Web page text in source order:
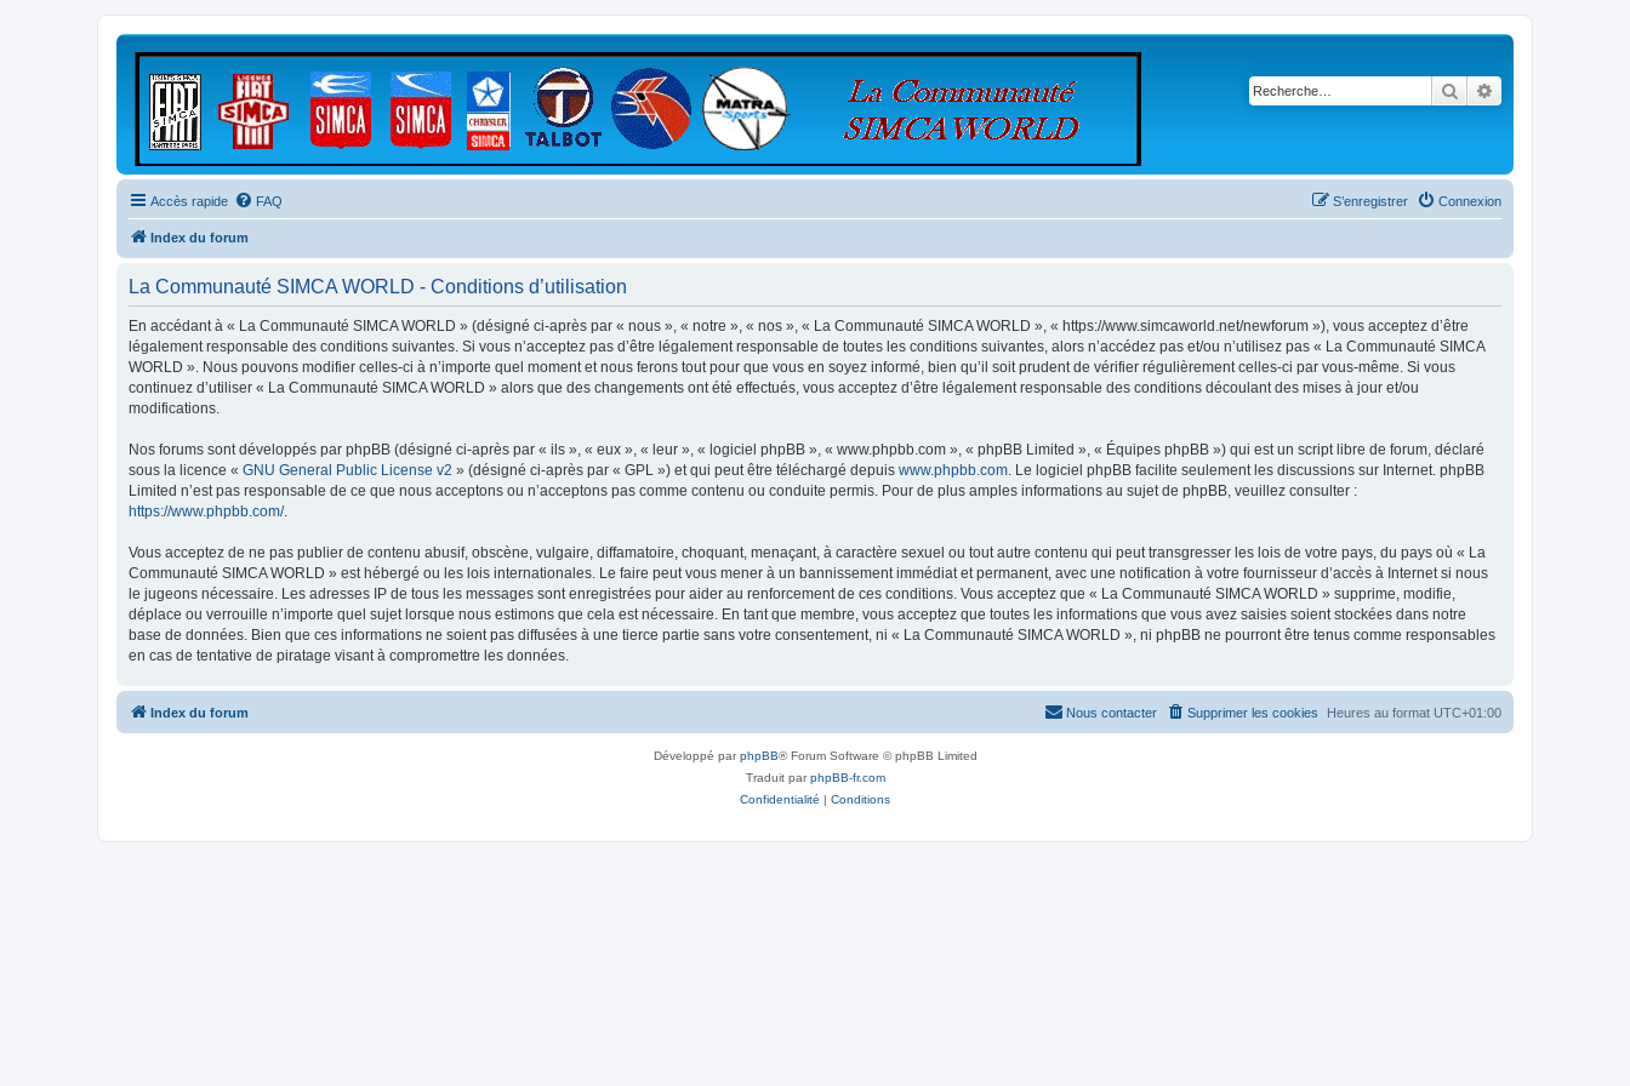
Rechercher
Accès rapide FAQ Connexion
S’enregistrer
Index du forum
La Communauté SIMCA WORLD - Conditions d’utilisation
En accédant à « La Communauté SIMCA WORLD » (désigné ci-après par « nous », « notre », « nos », « La Communauté SIMCA WORLD », « https://www.simcaworld.net/newforum »), vous acceptez d’être
légalement responsable des conditions suivantes. Si vous n’acceptez pas d’être légalement responsable de toutes les conditions suivantes, alors n’accédez pas et/ou n’utilisez pas « La Communauté SIMCA
WORLD ». Nous pouvons modifier celles-ci à n’importe quel moment et nous ferons tout pour que vous en soyez informé, bien qu’il soit prudent de vérifier régulièrement celles-ci par vous-même. Si vous
continuez d’utiliser « La Communauté SIMCA WORLD » alors que des changements ont été effectués, vous acceptez d’être légalement responsable des conditions découlant des mises à jour et/ou
modifications.
Nos forums sont développés par phpBB (désigné ci-après par « ils », « eux », « leur », « logiciel phpBB », « www.phpbb.com », « phpBB Limited », « Équipes phpBB ») qui est un script libre de forum, déclaré
sous la licence « GNU General Public License v2 » (désigné ci-après par « GPL ») et qui peut être téléchargé depuis www.phpbb.com. Le logiciel phpBB facilite seulement les discussions sur Internet. phpBB
Limited n’est pas responsable de ce que nous acceptons ou n’acceptons pas comme contenu ou conduite permis. Pour de plus amples informations au sujet de phpBB, veuillez consulter :
https://www.phpbb.com/.
Vous acceptez de ne pas publier de contenu abusif, obscène, vulgaire, diffamatoire, choquant, menaçant, à caractère sexuel ou tout autre contenu qui peut transgresser les lois de votre pays, du pays où « La
Communauté SIMCA WORLD » est hébergé ou les lois internationales. Le faire peut vous mener à un bannissement immédiat et permanent, avec une notification à votre fournisseur d’accès à Internet si nous
le jugeons nécessaire. Les adresses IP de tous les messages sont enregistrées pour aider au renforcement de ces conditions. Vous acceptez que « La Communauté SIMCA WORLD » supprime, modifie,
déplace ou verrouille n’importe quel sujet lorsque nous estimons que cela est nécessaire. En tant que membre, vous acceptez que toutes les informations que vous avez saisies soient stockées dans notre
base de données. Bien que ces informations ne soient pas diffusées à une tierce partie sans votre consentement, ni « La Communauté SIMCA WORLD », ni phpBB ne pourront être tenus comme responsables
en cas de tentative de piratage visant à compromettre les données.
Index du forum Heures au format UTC+01:00
Supprimer les cookies
Nous contacter
Développé parphpBB® Forum Software © phpBB Limited
Traduit parphpBB-fr.com
Confidentialité | Conditions